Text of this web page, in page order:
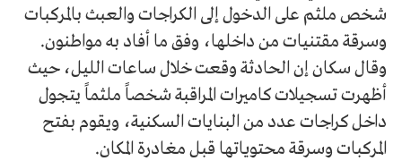
شخص ملثم على الدخول إلى الكراجات والعبث بالمركبات
وسرقة مقتنيات من داخلها، وفق ما أفاد به مواطنون.
وقال سكان إن الحادثة وقعت خلال ساعات الليل، حيث
أظهرت تسجيلات كاميرات المراقبة شخصاً ملثماً يتجول
داخل كراجات عدد من البنايات السكنية، ويقوم بفتح
المركبات وسرقة محتوياتها قبل مغادرة المكان.